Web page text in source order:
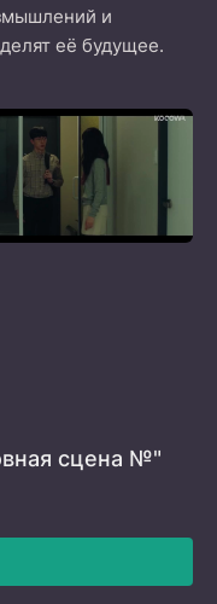
и
её будущее.
сцена №"